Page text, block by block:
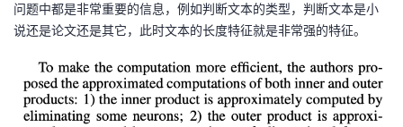
问题中都是非常重要的信息，例如判断文本的类型，判断文本是小
说还是论文还是其它，此时文本的长度特征就是非常强的特征。